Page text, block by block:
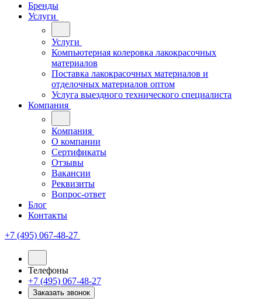
Бренды
Услуги
Услуги
Компьютерная колеровка лакокрасочных
материалов
Поставка лакокрасочных материалов и
отделочных материалов оптом
Услуга выездного технического специалиста
Компания
Компания
О компании
Сертификаты
Отзывы
Вакансии
Реквизиты
Вопрос-ответ
Блог
Контакты
+7 (495) 067-48-27
Телефоны
+7 (495) 067-48-27
Заказать звонок